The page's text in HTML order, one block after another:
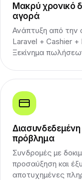
Μακρύ χρονικό
αγορά
Ανάπτυξη από την
Laravel + Cashier
Ξεκίνημα
πρόβλημα
Συνδρομές με
προσαύξηση και
αποτυχημένες